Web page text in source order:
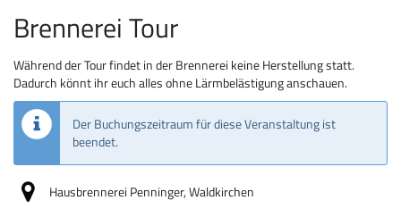
Brennerei Tour
Während der Tour findet in der Brennerei keine Herstellung statt.
Dadurch könnt ihr euch alles ohne Lärmbelästigung anschauen.
Der Buchungszeitraum für diese Veranstaltung ist
beendet.
Hausbrennerei Penninger, Waldkirchen